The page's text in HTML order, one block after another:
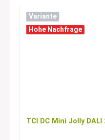
Variante
Hohe Nachfrage
TCI DC Mini Jolly DALI